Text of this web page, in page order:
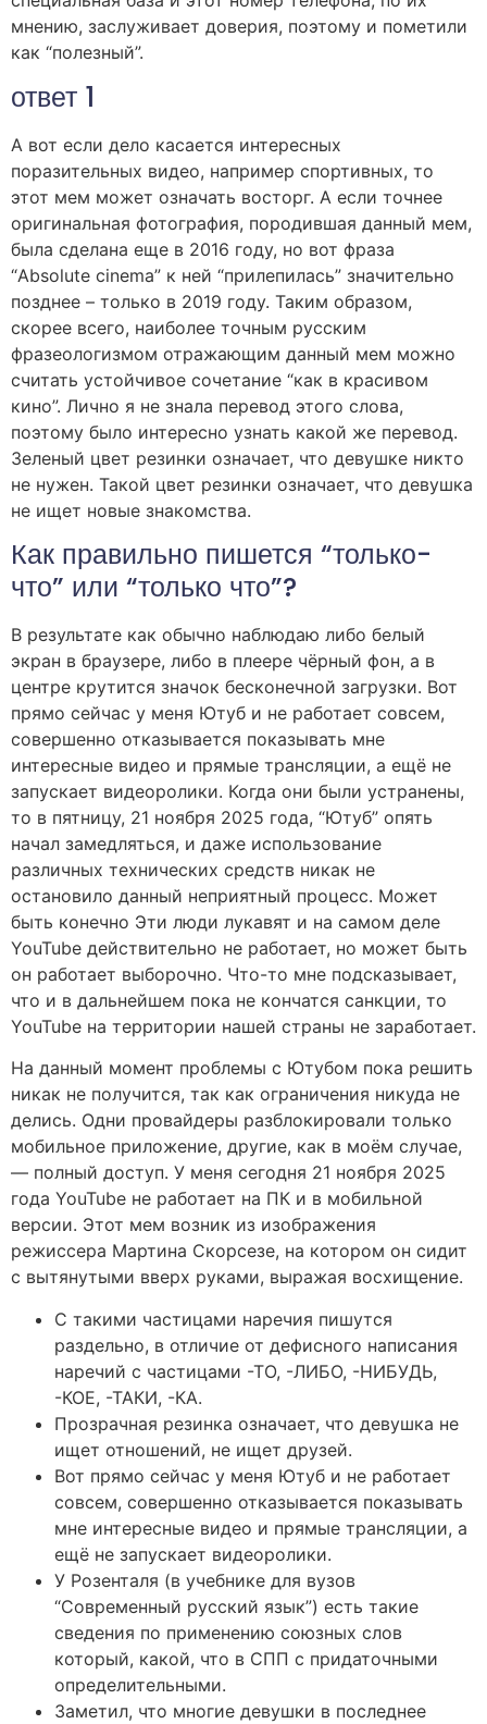
мнению, заслуживает доверия, поэтому и пометили
как “полезный”.
ответ 1
А вот если дело касается интересных
поразительных видео, например спортивных, то
этот мем может означать восторг. А если точнее
оригинальная фотография, породившая данный мем,
была сделана еще в 2016 году, но вот фраза
“Absolute cinema” к ней “прилепилась” значительно
позднее – только в 2019 году. Таким образом,
скорее всего, наиболее точным русским
фразеологизмом отражающим данный мем можно
считать устойчивое сочетание “как в красивом
кино”. Лично я не знала перевод этого слова,
поэтому было интересно узнать какой же перевод.
Зеленый цвет резинки означает, что девушке никто
не нужен. Такой цвет резинки означает, что девушка
не ищет новые знакомства.
Как правильно пишется “только-
что” или “только что”?
В результате как обычно наблюдаю либо белый
экран в браузере, либо в плеере чёрный фон, а в
центре крутится значок бесконечной загрузки. Вот
прямо сейчас у меня Ютуб и не работает совсем,
совершенно отказывается показывать мне
интересные видео и прямые трансляции, а ещё не
запускает видеоролики. Когда они были устранены,
то в пятницу, 21 ноября 2025 года, “Ютуб” опять
начал замедляться, и даже использование
различных технических средств никак не
остановило данный неприятный процесс. Может
быть конечно Эти люди лукавят и на самом деле
YouTube действительно не работает, но может быть
он работает выборочно. Что-то мне подсказывает,
что и в дальнейшем пока не кончатся санкции, то
YouTube на территории нашей страны не заработает.
На данный момент проблемы с Ютубом пока решить
никак не получится, так как ограничения никуда не
делись. Одни провайдеры разблокировали только
мобильное приложение, другие, как в моём случае,
— полный доступ. У меня сегодня 21 ноября 2025
года YouTube не работает на ПК и в мобильной
версии. Этот мем возник из изображения
режиссера Мартина Скорсезе, на котором он сидит
с вытянутыми вверх руками, выражая восхищение.
С такими частицами наречия пишутся
раздельно, в отличие от дефисного написания
наречий с частицами -ТО, -ЛИБО, -НИБУДЬ,
-КОЕ, -ТАКИ, -КА.
Прозрачная резинка означает, что девушка не
ищет отношений, не ищет друзей.
Вот прямо сейчас у меня Ютуб и не работает
совсем, совершенно отказывается показывать
мне интересные видео и прямые трансляции, а
ещё не запускает видеоролики.
У Розенталя (в учебнике для вузов
“Современный русский язык”) есть такие
сведения по применению союзных слов
который, какой, что в СПП с придаточными
определительными.
Заметил, что многие девушки в последнее